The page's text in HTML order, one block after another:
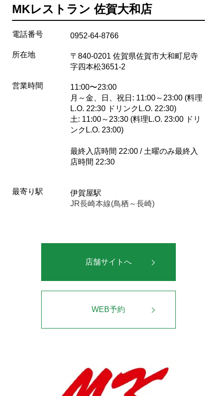
MKレストラン 佐賀大和店
電話番号 0952-64-8766
所在地
〒840-0201 佐賀県佐賀市大和町尼寺
字四本松3651-2
営業時間
11:00〜23:00
月～金、日、祝日: 11:00～23:00 (料理
L.O. 22:30 ドリンクL.O. 22:30)
土: 11:00～23:30 (料理L.O. 23:00 ドリ
ンクL.O. 23:00)
最終入店時間 22:00 / 土曜のみ最終入
店時間 22:30
最寄り駅
伊賀屋駅
JR長崎本線(鳥栖～長崎)
店舗サイトへ
WEB予約